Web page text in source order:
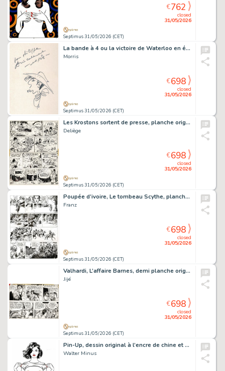
Septimus 31/05/2026 (CET)
closed
31/05/2026
€762
La bande à 4 ou la victoire de Waterloo en édition originale, agrémenté d’une dédicace. Très très bon état.
Morris
Septimus 31/05/2026 (CET)
closed
31/05/2026
€698
Les Krostons sortent de presse, planche originale à l’encre de chine publiée dans le journal Spirou en 1971.
Deliège
Septimus 31/05/2026 (CET)
closed
31/05/2026
€698
Poupée d’ivoire, Le tombeau Scythe, planche originale à l’encre de chine.
Franz
Septimus 31/05/2026 (CET)
closed
31/05/2026
€698
Valhardi, L’affaire Barnes, demi planche originale à l’encre de chine.
Jijé
Septimus 31/05/2026 (CET)
closed
31/05/2026
€698
Pin-Up, dessin original à l’encre de chine et au lavis.
Walter Minus